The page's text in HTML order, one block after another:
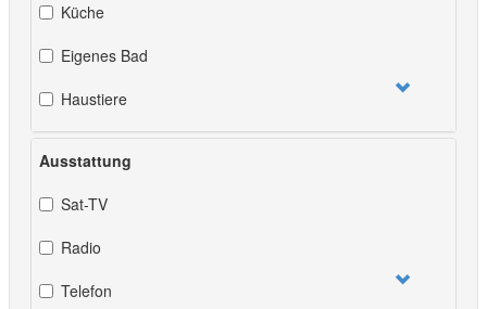
Küche
Eigenes Bad
Haustiere
Ausstattung
Sat-TV
Radio
Telefon